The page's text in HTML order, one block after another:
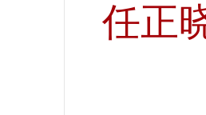
任正